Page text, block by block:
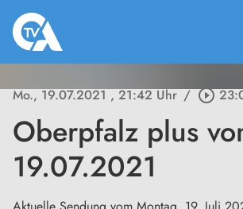
Mo., 19.07.2021, 21:42 Uhr / play_circle_outline
Oberpfalz plus
19.07.2021